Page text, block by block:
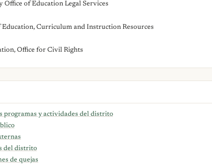
Office of Education Legal Services
Curriculum and Instruction Resources
Office for Civil Rights
programas y actividades del distrito
del distrito
de quejas